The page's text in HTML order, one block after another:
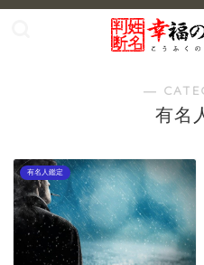
―
有名
有名人鑑定